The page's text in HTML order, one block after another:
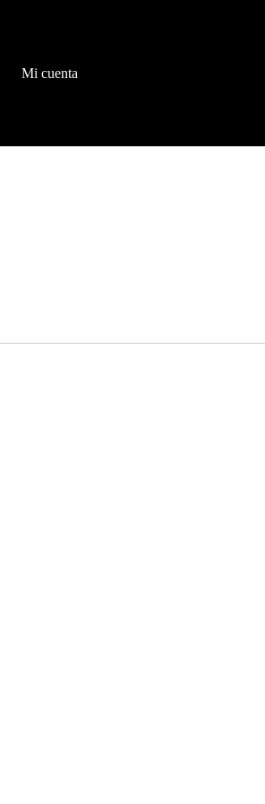
Mi cuenta